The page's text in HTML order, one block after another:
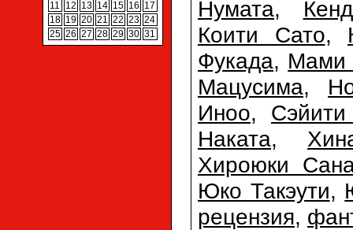
11
12 13 14 15 16
17
18 19 20 21 22 23 24
25 26 27 28 29 30 31
Нумата,
Коити Сато,
Фукада, Мами
Мацусима,
Иноо,
Наката,
Хироюки
Юко Такэути,
рецензия,